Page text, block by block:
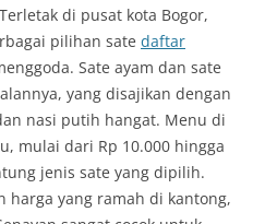
di pusat kota Bogor,
pilihan sate daftar
Sate ayam dan sate
yang disajikan dengan
nasi putih hangat. Menu di
mulai dari Rp 10.000 hingga
jenis sate yang dipilih.
harga yang ramah di kantong,